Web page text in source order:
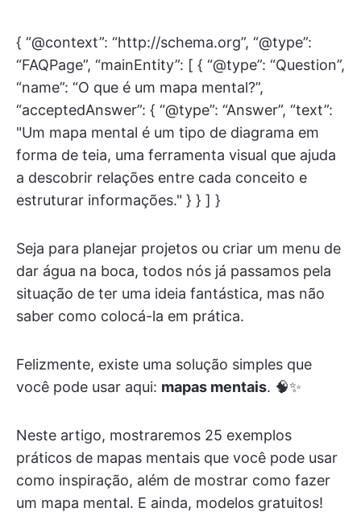
{ “@context”: “http://schema.org”, “@type”:
“FAQPage”, “mainEntity”: [ { “@type”: “Question”,
“name”: “O que é um mapa mental?”,
“acceptedAnswer”: { “@type”: “Answer”, “text”:
"Um mapa mental é um tipo de diagrama em
forma de teia, uma ferramenta visual que ajuda
a descobrir relações entre cada conceito e
estruturar informações." } } ] }
Seja para planejar projetos ou criar um menu de
dar água na boca, todos nós já passamos pela
situação de ter uma ideia fantástica, mas não
saber como colocá-la em prática.
Felizmente, existe uma solução simples que
você pode usar aqui: mapas mentais. 🧠✨
Neste artigo, mostraremos 25 exemplos
práticos de mapas mentais que você pode usar
como inspiração, além de mostrar como fazer
um mapa mental. E ainda, modelos gratuitos!